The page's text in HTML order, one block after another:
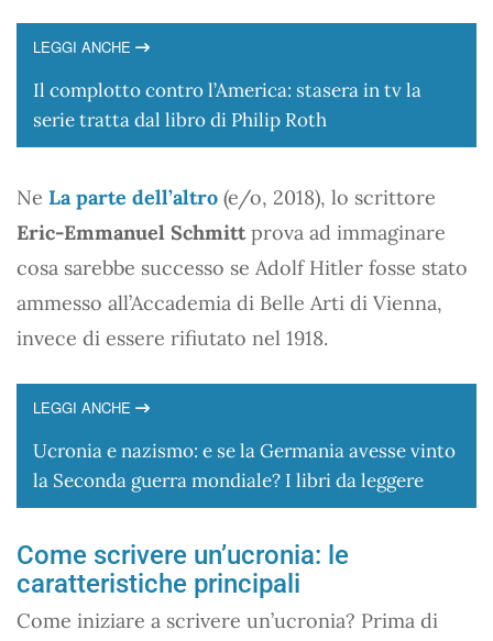
LEGGI ANCHE
Il complotto contro l’America: stasera in tv la
serie tratta dal libro di Philip Roth
Ne La parte dell’altro (e/o, 2018), lo scrittore
Eric-Emmanuel Schmittprova ad immaginare
cosa sarebbe successo se Adolf Hitler fosse stato
ammesso all’Accademia di Belle Arti di Vienna,
invece di essere rifiutato nel 1918.
LEGGI ANCHE
Ucronia e nazismo: e se la Germania avesse vinto
la Seconda guerra mondiale? I libri da leggere
Come scrivere un’ucronia: le
caratteristiche principali
Come iniziare a scrivere un’ucronia? Prima di